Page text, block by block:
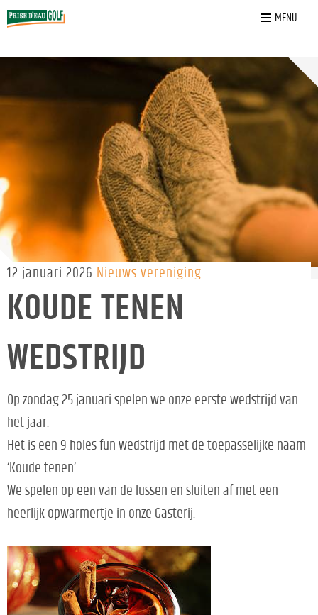
MENU
Home
12 januari 2026 Nieuws vereniging
KOUDE TENEN
WEDSTRIJD
Op zondag 25 januari spelen we onze eerste wedstrijd van
het jaar.
Het is een 9 holes fun wedstrijd met de toepasselijke naam
‘Koude tenen’.
We spelen op een van de lussen en sluiten af met een
heerlijk opwarmertje in onze Gasterij.